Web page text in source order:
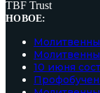
TBF Trust
НОВОЕ:
10 июня